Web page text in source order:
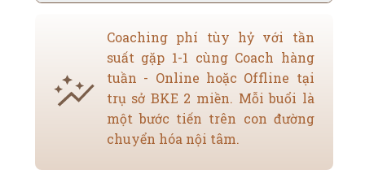
Coaching phí tùy hỷ với tần
suất gặp 1-1 cùng Coach hàng
tuần - Online hoặc Offline tại
trụ sở BKE 2 miền. Mỗi buổi là
một bước tiến trên con đường
chuyển hóa nội tâm.